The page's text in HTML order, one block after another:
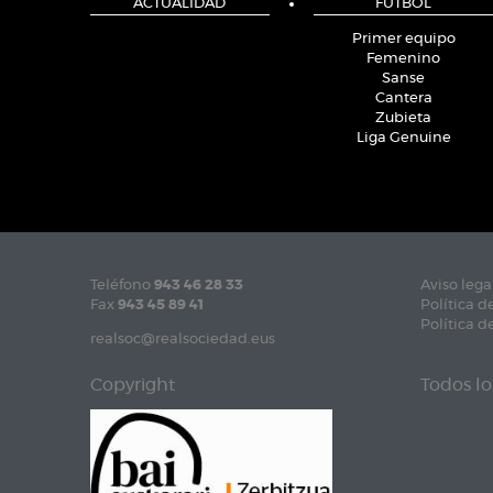
ACTUALIDAD FÚTBOL
Primer equipo
Femenino
Sanse
Cantera
Zubieta
Liga Genuine
Teléfono 943 46 28 33
Fax 943 45 89 41
realsoc@realsociedad.eus
Aviso
Política
Política
Copyright Todos